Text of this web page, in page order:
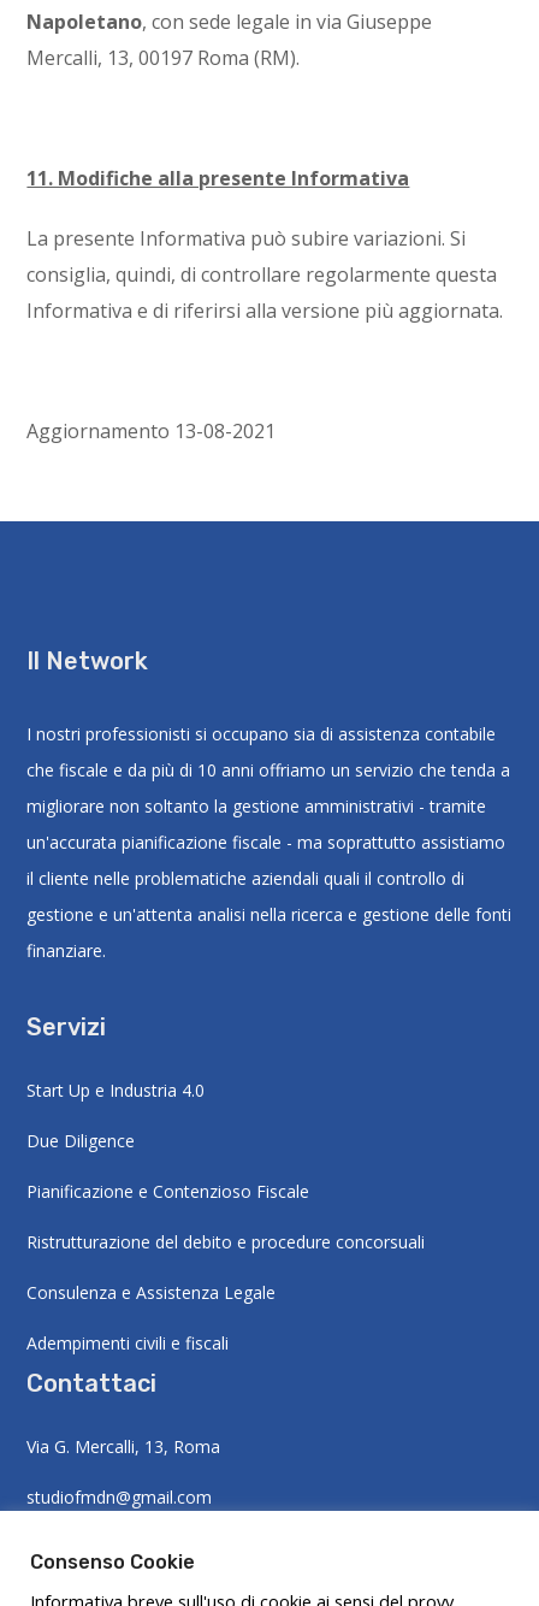
Napoletano, con sede legale invia Giuseppe
Mercalli, 13, 00197 Roma (RM).
11. Modifiche alla presente Informativa
La presente Informativa può subire variazioni. Si
consiglia, quindi, di controllare regolarmente questa
Informativa e di riferirsi alla versione più aggiornata.
Aggiornamento 13-08-2021
Il Network
I nostri professionisti si occupano sia di assistenza contabile
che fiscale e da più di 10 anni offriamo un servizio che tenda a
migliorare non soltanto la gestione amministrativi - tramite
un'accurata pianificazione fiscale - ma soprattutto assistiamo
il cliente nelle problematiche aziendali quali il controllo di
gestione e un'attenta analisi nella ricerca e gestione delle fonti
finanziare.
Servizi
Start Up e Industria 4.0
Due Diligence
Pianificazione e Contenzioso Fiscale
Ristrutturazione del debito e procedure concorsuali
Consulenza e Assistenza Legale
Adempimenti civili e fiscali
Contattaci
Via G. Mercalli, 13, Roma
studiofmdn@gmail.com
Consenso Cookie
Informativa breve sull'uso di cookie ai sensi del provv.